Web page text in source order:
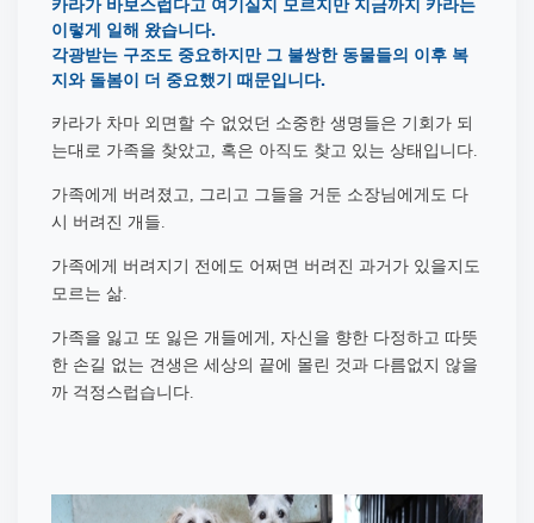
카라가 바보스럽다고 여기실지 모르지만 지금까지 카라는
이렇게 일해 왔습니다.
각광받는 구조도 중요하지만 그 불쌍한 동물들의 이후 복
지와 돌봄이 더 중요했기 때문입니다.
카라가 차마 외면할 수 없었던 소중한 생명들은 기회가 되
는대로 가족을 찾았고
혹은 아직도 찾고 있는 상태입니다
가족에게 버려졌고
그리고 그들을 거둔 소장님에게도 다
시 버려진 개들
가족에게 버려지기 전에도 어쩌면 버려진 과거가 있을지도
모르는 삶
가족을 잃고 또 잃은 개들에게
자신을 향한 다정하고 따뜻
한 손길 없는 견생은 세상의 끝에 몰린 것과 다름없지 않을
까 걱정스럽습니다